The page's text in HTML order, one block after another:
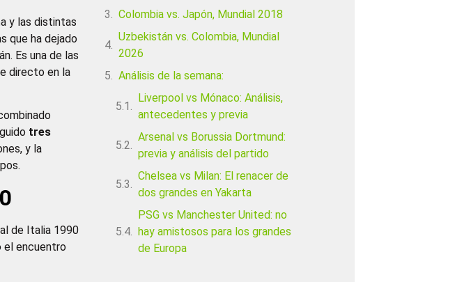
y las distintas
que ha dejado
Es una de las
directo en la
tres
y la
de Italia 1990
el encuentro
Colombia vs. Japón, Mundial 2018
Uzbekistán vs. Colombia, Mundial
2026
Análisis de la semana:
Liverpool vs Mónaco: Análisis,
antecedentes y previa
Arsenal vs Borussia Dortmund:
previa y análisis del partido
Chelsea vs Milan: El renacer de
dos grandes en Yakarta
PSG vs Manchester United: no
hay amistosos para los grandes
de Europa